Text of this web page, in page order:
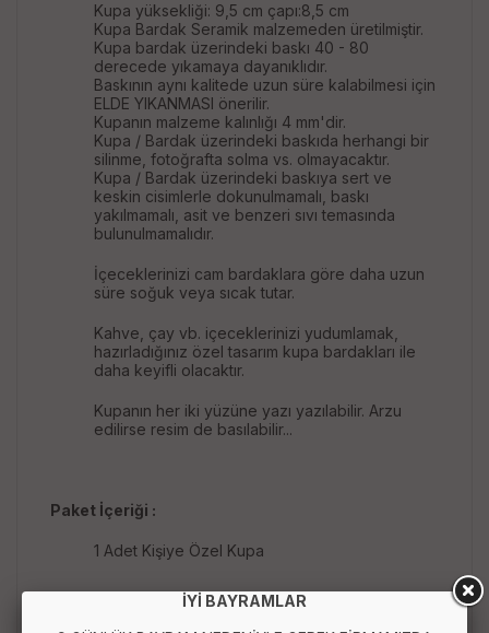
Kupa yüksekliği: 9,5 cm çapı:8,5 cm
Kupa Bardak Seramik malzemeden üretilmiştir.
Kupa bardak üzerindeki baskı 40 - 80
derecede yıkamaya dayanıklıdır.
Baskının aynı kalitede uzun süre kalabilmesi için
ELDE YIKANMASI önerilir.
Kupanın malzeme kalınlığı 4 mm'dir.
Kupa / Bardak üzerindeki baskıda herhangi bir
silinme, fotoğrafta solma vs. olmayacaktır.
Kupa / Bardak üzerindeki baskıya sert ve
keskin cisimlerle dokunulmamalı, baskı
yakılmamalı, asit ve benzeri sıvı temasında
bulunulmamalıdır.
İçeceklerinizi cam bardaklara göre daha uzun
süre soğuk veya sıcak tutar.
Kahve, çay vb. içeceklerinizi yudumlamak,
hazırladığınız özel tasarım kupa bardakları ile
daha keyifli olacaktır.
Kupanın her iki yüzüne yazı yazılabilir. Arzu
edilirse resim de basılabilir...
Paket İçeriği :
1 Adet Kişiye Özel Kupa
İYİ BAYRAMLAR